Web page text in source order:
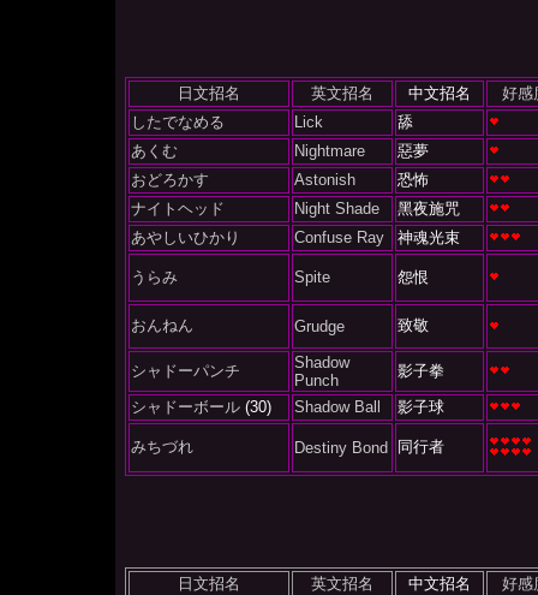
日文招名 英文招名 中文招名
好感
したでなめる
Lick
舔
あくむ
Nightmare
惡夢
おどろかす
Astonish
恐怖
ナイトヘッド
Night Shade
黑夜施咒
あやしいひかり
Confuse Ray 神魂光束
うらみ Spite 怨恨
おんねん Grudge 致敬
シャドーパンチ
Shadow
Punch
影子拳
シャドーボール (30) Shadow Ball 影子球
みちづれ Destiny Bond 同行者
日文招名 英文招名 中文招名
好感